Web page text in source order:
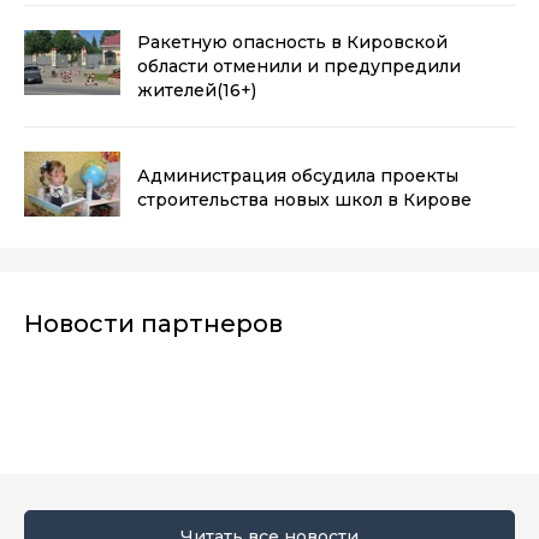
Ракетную опасность в Кировской
области отменили и предупредили
жителей(16+)
Администрация обсудила проекты
строительства новых школ в Кирове
Новости партнеров